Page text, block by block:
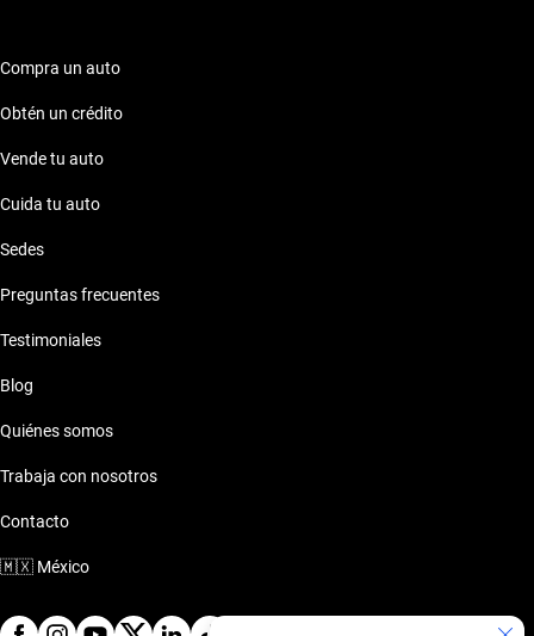
Compra un auto
Obtén un crédito
Vende tu auto
Cuida tu auto
Sedes
Preguntas frecuentes
Testimoniales
Blog
Quiénes somos
Trabaja con nosotros
Contacto
🇲🇽 México